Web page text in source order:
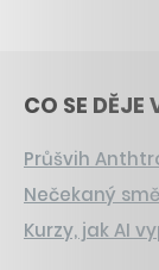
CO SE DĚJE
Průšvih
Nečekaný
Kurzy, jak AI